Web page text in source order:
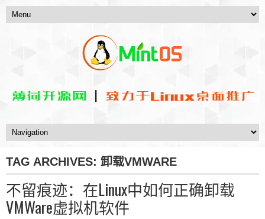
TAG ARCHIVES: 卸载VMWARE
不留痕迹：在Linux中如何正确卸载
VMWare虚拟机软件